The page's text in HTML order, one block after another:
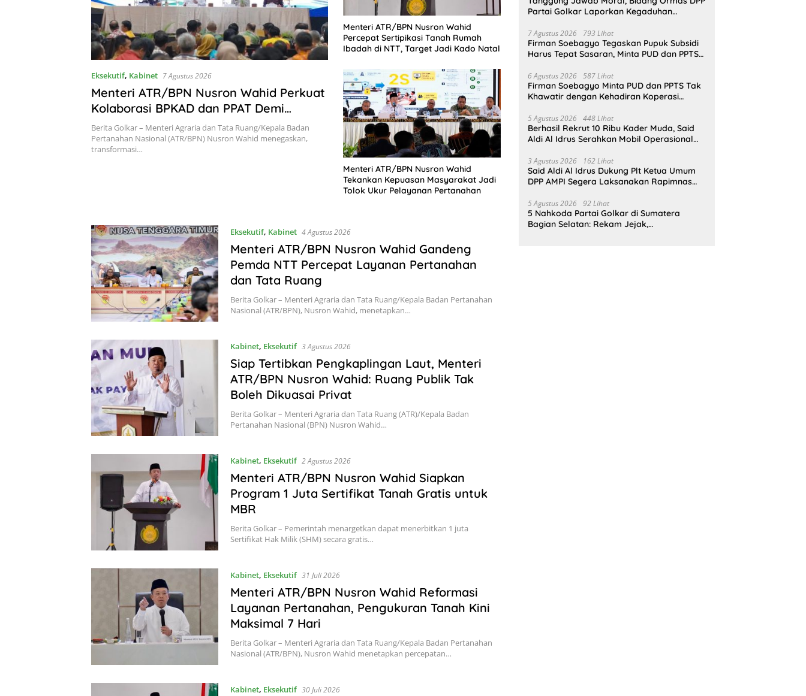
Eksekutif, Kabinet 7 Agustus 2026
Menteri ATR/BPN Nusron Wahid Perkuat
Kolaborasi BPKAD dan PPAT Demi
Percepatan Layanan Pertanahan
Berita Golkar – Menteri Agraria dan Tata Ruang/Kepala Badan
Pertanahan Nasional (ATR/BPN) Nusron Wahid menegaskan,
transformasi…
Menteri ATR/BPN Nusron Wahid
Percepat Sertipikasi Tanah Rumah
Ibadah di NTT, Target Jadi Kado Natal
Menteri ATR/BPN Nusron Wahid
Tekankan Kepuasan Masyarakat Jadi
Tolok Ukur Pelayanan Pertanahan
Eksekutif, Kabinet 4 Agustus 2026
Menteri ATR/BPN Nusron Wahid Gandeng
Pemda NTT Percepat Layanan Pertanahan
dan Tata Ruang
Berita Golkar – Menteri Agraria dan Tata Ruang/Kepala Badan Pertanahan
Nasional (ATR/BPN), Nusron Wahid, menetapkan…
Kabinet, Eksekutif 3 Agustus 2026
Siap Tertibkan Pengkaplingan Laut, Menteri
ATR/BPN Nusron Wahid: Ruang Publik Tak
Boleh Dikuasai Privat
Berita Golkar – Menteri Agraria dan Tata Ruang (ATR)/Kepala Badan
Pertanahan Nasional (BPN) Nusron Wahid…
Kabinet, Eksekutif 2 Agustus 2026
Menteri ATR/BPN Nusron Wahid Siapkan
Program 1 Juta Sertifikat Tanah Gratis untuk
MBR
Berita Golkar – Pemerintah menargetkan dapat menerbitkan 1 juta
Sertifikat Hak Milik (SHM) secara gratis…
Kabinet, Eksekutif 31 Juli 2026
Menteri ATR/BPN Nusron Wahid Reformasi
Layanan Pertanahan, Pengukuran Tanah Kini
Maksimal 7 Hari
Berita Golkar – Menteri Agraria dan Tata Ruang/Kepala Badan Pertanahan
Nasional (ATR/BPN), Nusron Wahid menetapkan percepatan…
Kabinet, Eksekutif 30 Juli 2026
Partai Golkar Laporkan Kegaduhan
7 Agustus 2026 793 Lihat
Firman Soebagyo Tegaskan Pupuk Subsidi
Harus Tepat Sasaran, Minta PUD dan PPTS
6 Agustus 2026 587 Lihat
Firman Soebagyo Minta PUD dan PPTS Tak
Khawatir dengan Kehadiran Koperasi
5 Agustus 2026 448 Lihat
Berhasil Rekrut 10 Ribu Kader Muda, Said
Aldi Al Idrus Serahkan Mobil Operasional
3 Agustus 2026 162 Lihat
Said Aldi Al Idrus Dukung Plt Ketua Umum
DPP AMPI Segera Laksanakan Rapimnas
5 Agustus 2026 92 Lihat
5 Nahkoda Partai Golkar di Sumatera
Bagian Selatan: Rekam Jejak,